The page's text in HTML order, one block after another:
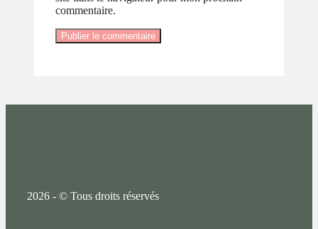
commentaire.
2026 - © Tous droits réservés